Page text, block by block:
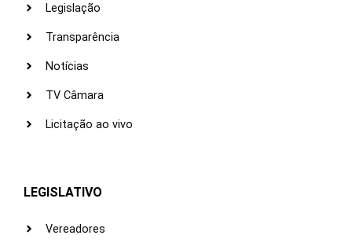
Legislação
Transparência
Notícias
TV Câmara
Licitação ao vivo
LEGISLATIVO
Vereadores